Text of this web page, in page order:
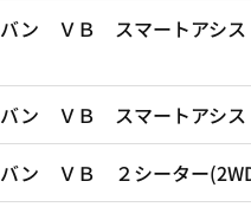
バン ＶＢ スマートアシス
バン ＶＢ スマートアシス
バン ＶＢ ２シーター